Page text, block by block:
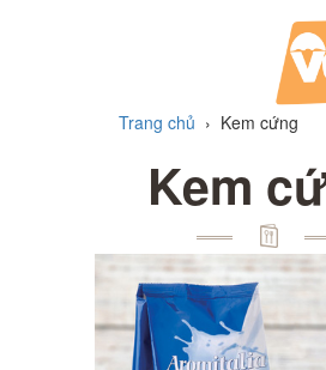
Trang chủ › Kem cứng
Kem